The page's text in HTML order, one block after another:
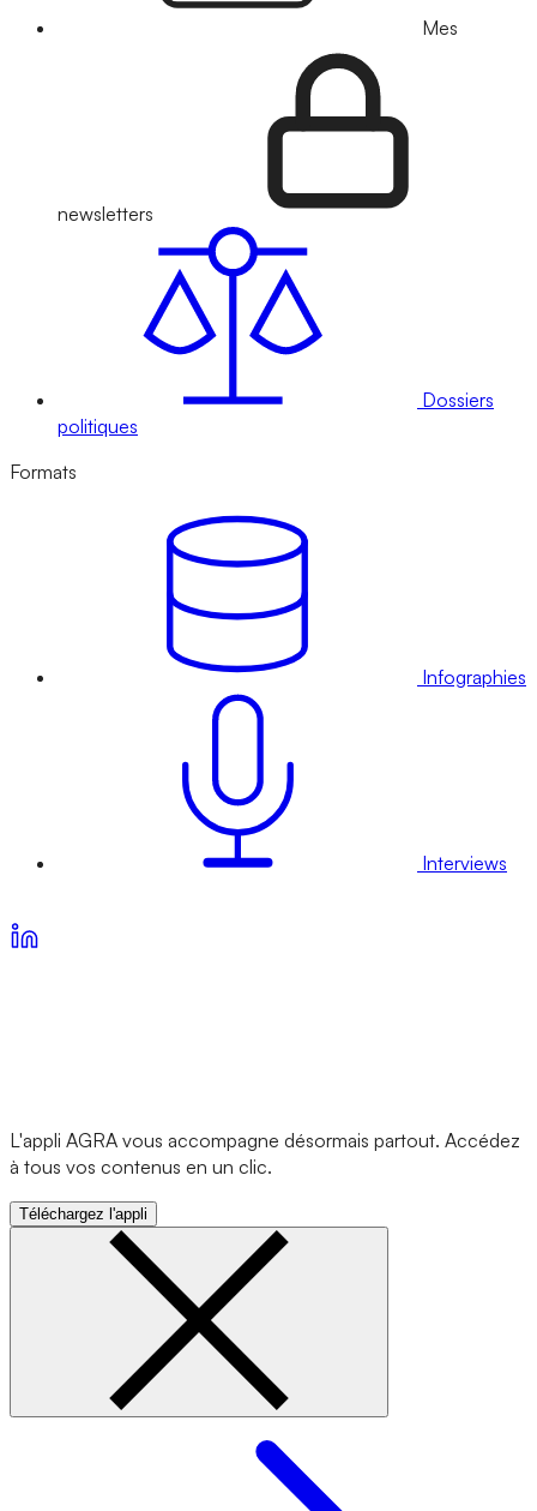
Mes
newsletters
Dossiers
politiques
Formats
Infographies
Interviews
L'appli AGRA vous accompagne désormais partout. Accédez
à tous vos contenus en un clic.
Téléchargez l'appli